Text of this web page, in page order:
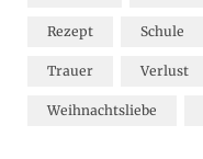
Rezept Schule
Trauer Verlust
Weihnachtsliebe